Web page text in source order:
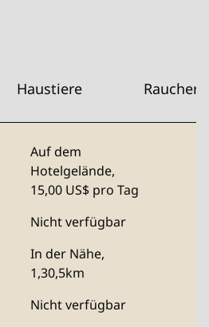
Haustiere Raucher
Auf dem
Hotelgelände,
15,00 US$ pro Tag
Nicht verfügbar
In der Nähe,
1,30,5km
Nicht verfügbar